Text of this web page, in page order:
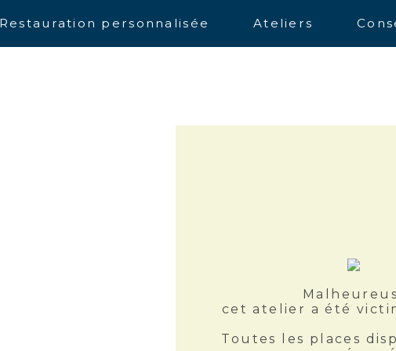
Restauration personnalisée Ateliers
cet atelier a été
Toutes les places